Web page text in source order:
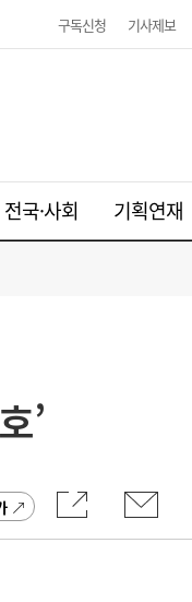
구독신청 기사제보
전국·사회 기획연재
’
‘둔덕 직격’에 좌석
물리 법칙·美 안전 규